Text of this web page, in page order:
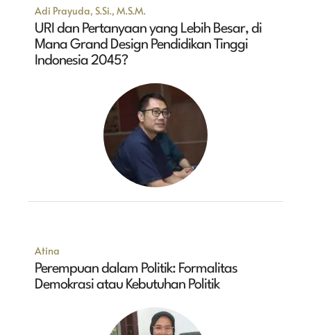
Adi Prayuda, S.Si., M.S.M.
URI dan Pertanyaan yang Lebih Besar, di
Mana Grand Design Pendidikan Tinggi
Indonesia 2045?
Atina
Perempuan dalam Politik: Formalitas
Demokrasi atau Kebutuhan Politik